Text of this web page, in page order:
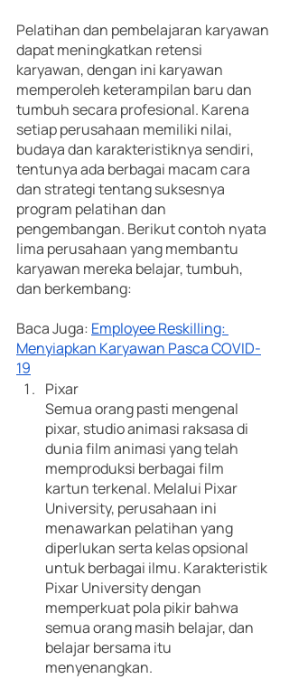
Pelatihan dan pembelajaran karyawan
dapat meningkatkan retensi
karyawan, dengan ini karyawan
memperoleh keterampilan baru dan
tumbuh secara profesional. Karena
setiap perusahaan memiliki nilai,
budaya dan karakteristiknya sendiri,
tentunya ada berbagai macam cara
dan strategi tentang suksesnya
program pelatihan dan
pengembangan. Berikut contoh nyata
lima perusahaan yang membantu
karyawan mereka belajar, tumbuh,
dan berkembang:
Baca Juga: Employee Reskilling:
Menyiapkan Karyawan Pasca COVID-
19
Pixar
Semua orang pasti mengenal
pixar, studio animasi raksasa di
dunia film animasi yang telah
memproduksi berbagai film
kartun terkenal. Melalui Pixar
University, perusahaan ini
menawarkan pelatihan yang
diperlukan serta kelas opsional
untuk berbagai ilmu. Karakteristik
Pixar University dengan
memperkuat pola pikir bahwa
semua orang masih belajar, dan
belajar bersama itu
menyenangkan.